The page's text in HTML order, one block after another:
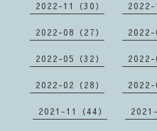
2022-11（30） 2022-
2022-08（27） 2022-
2022-05（32） 2022-
2022-02（28） 2022-
2021-11（44）